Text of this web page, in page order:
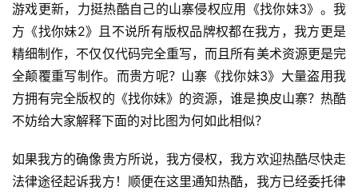
游
戏
休
闲
游
戏
2
游戏更新，力挺热酷自己的山寨侵权应用《找你妹3》。我
方《找你妹2》且不说所有版权品牌权都在我方，我方更是
精细制作，不仅仅代码完全重写，而且所有美术资源更是完
全颠覆重写制作。而贵方呢？山寨《找你妹3》大量盗用我
方拥有完全版权的《找你妹》的资源，谁是换皮山寨？热酷
不妨给大家解释下面的对比图为何如此相似？
如果我方的确像贵方所说，我方侵权，我方欢迎热酷尽快走
法律途径起诉我方！顺便在这里通知热酷，我方已经委托律